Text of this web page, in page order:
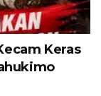
Keras